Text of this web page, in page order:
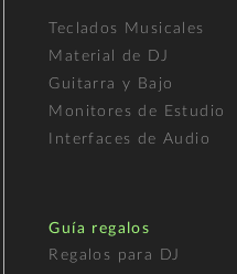
Teclados Musicales
Material de DJ
Guitarra y Bajo
Monitores de Estudio
Interfaces de Audio
Guía regalos
Regalos para DJ